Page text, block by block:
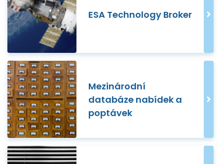
ESA Technology Broker
Mezinárodní
databáze nabídek a
poptávek